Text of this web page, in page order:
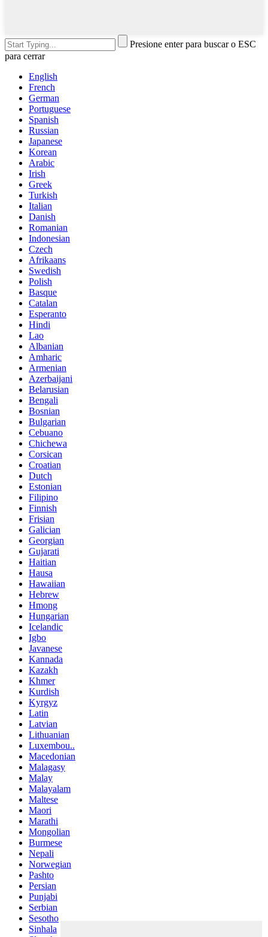
Presione enter para buscar o ESC
para cerrar
English
French
German
Portuguese
Spanish
Russian
Japanese
Korean
Arabic
Irish
Greek
Turkish
Italian
Danish
Romanian
Indonesian
Czech
Afrikaans
Swedish
Polish
Basque
Catalan
Esperanto
Hindi
Lao
Albanian
Amharic
Armenian
Azerbaijani
Belarusian
Bengali
Bosnian
Bulgarian
Cebuano
Chichewa
Corsican
Croatian
Dutch
Estonian
Filipino
Finnish
Frisian
Galician
Georgian
Gujarati
Haitian
Hausa
Hawaiian
Hebrew
Hmong
Hungarian
Icelandic
Igbo
Javanese
Kannada
Kazakh
Khmer
Kurdish
Kyrgyz
Latin
Latvian
Lithuanian
Luxembou..
Macedonian
Malagasy
Malay
Malayalam
Maltese
Maori
Marathi
Mongolian
Burmese
Nepali
Norwegian
Pashto
Persian
Punjabi
Serbian
Sesotho
Sinhala